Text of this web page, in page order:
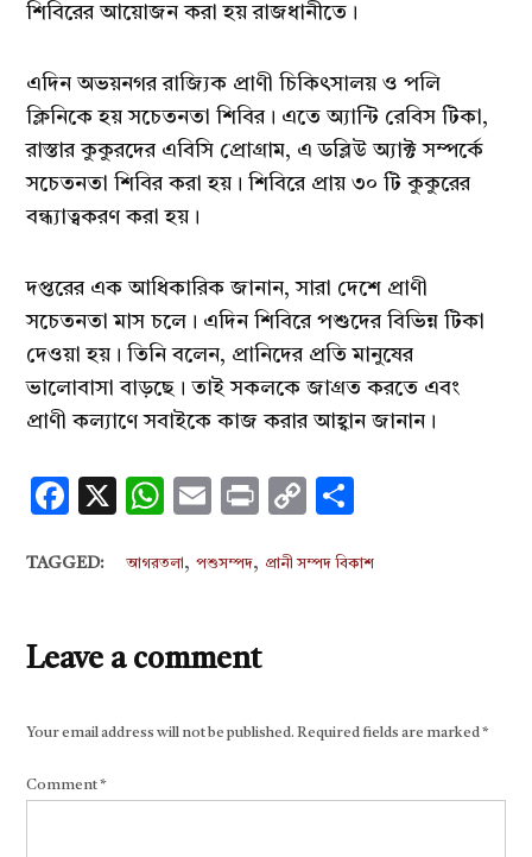
শিবিরের আয়োজন করা হয় রাজধানীতে।
এদিন অভয়নগর রাজ্যিক প্রাণী চিকিৎসালয় ও পলি
ক্লিনিকে হয় সচেতনতা শিবির। এতে অ্যান্টি রেবিস টিকা,
রাস্তার কুকুরদের এবিসি প্রোগ্রাম, এ ডব্লিউ অ্যাক্ট সম্পর্কে
সচেতনতা শিবির করা হয়। শিবিরে প্রায় ৩০ টি কুকুরের
বন্ধ্যাত্বকরণ করা হয়।
দপ্তরের এক আধিকারিক জানান, সারা দেশে প্রাণী
সচেতনতা মাস চলে। এদিন শিবিরে পশুদের বিভিন্ন টিকা
দেওয়া হয়। তিনি বলেন, প্রানিদের প্রতি মানুষের
ভালোবাসা বাড়ছে। তাই সকলকে জাগ্রত করতে এবং
প্রাণী কল্যাণে সবাইকে কাজ করার আহ্বান জানান।
Facebook
X WhatsApp
EmailPrintCopy
TAGGED: আগরতলা ,পশুসম্পদ, প্রানী সম্পদ বিকাশ
Leave a comment
Your email address will not be published. Required fields are marked*
Comment*